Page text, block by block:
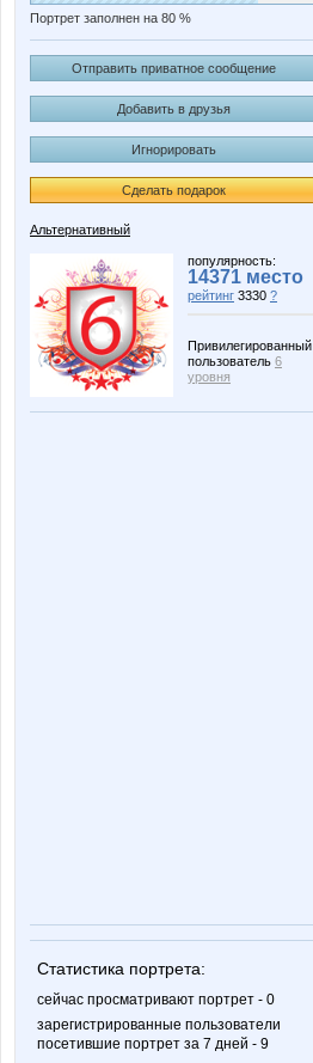
Портрет заполнен на 80 %
Отправить приватное сообщение
Добавить в друзья
Игнорировать
Сделать подарок
Альтернативный
популярность:
14371 место
рейтинг 3330 ?
Привилегированный
пользователь 6
уровня
Статистика портрета:
сейчас просматривают портрет - 0
зарегистрированные пользователи
посетившие портрет за 7 дней - 9